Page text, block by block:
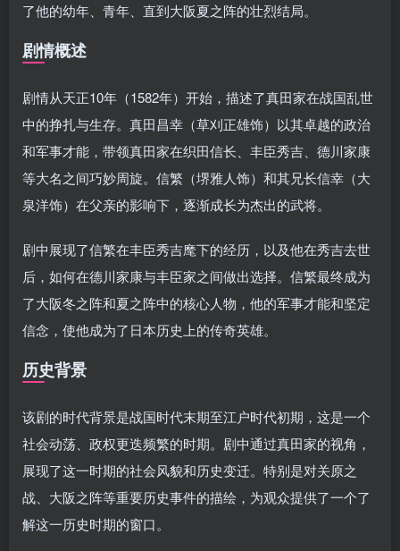
了他的幼年、青年、直到大阪夏之阵的壮烈结局。
剧情概述
剧情从天正10年（1582年）开始，描述了真田家在战国乱世
中的挣扎与生存。真田昌幸（草刈正雄饰）以其卓越的政治
和军事才能，带领真田家在织田信长、丰臣秀吉、德川家康
等大名之间巧妙周旋。信繁（堺雅人饰）和其兄长信幸（大
泉洋饰）在父亲的影响下，逐渐成长为杰出的武将。
剧中展现了信繁在丰臣秀吉麾下的经历，以及他在秀吉去世
后，如何在德川家康与丰臣家之间做出选择。信繁最终成为
了大阪冬之阵和夏之阵中的核心人物，他的军事才能和坚定
信念，使他成为了日本历史上的传奇英雄。
历史背景
该剧的时代背景是战国时代末期至江户时代初期，这是一个
社会动荡、政权更迭频繁的时期。剧中通过真田家的视角，
展现了这一时期的社会风貌和历史变迁。特别是对关原之
战、大阪之阵等重要历史事件的描绘，为观众提供了一个了
解这一历史时期的窗口。